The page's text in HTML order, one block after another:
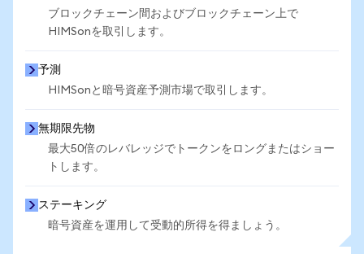
ブロックチェーン間およびブロックチェーン上で
HIMSonを取引します。
予測
HIMSonと暗号資産予測市場で取引します。
無期限先物
最大50倍のレバレッジでトークンをロングまたはショー
トします。
ステーキング
暗号資産を運用して受動的所得を得ましょう。